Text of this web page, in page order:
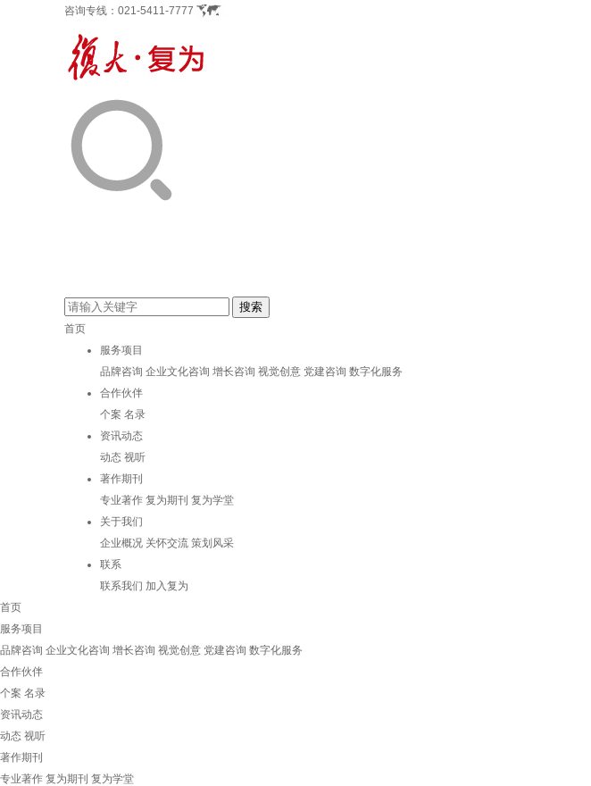
咨询专线： 021-5411-7777
首页
服务项目
品牌咨询 企业文化咨询 增长咨询 视觉创意 党建咨询 数字化服务
合作伙伴
个案 名录
资讯动态
动态 视听
著作期刊
专业著作 复为期刊 复为学堂
关于我们
企业概况 关怀交流 策划风采
联系
联系我们 加入复为
首页
服务项目
品牌咨询 企业文化咨询 增长咨询 视觉创意 党建咨询 数字化服务
合作伙伴
个案 名录
资讯动态
动态 视听
著作期刊
专业著作 复为期刊 复为学堂